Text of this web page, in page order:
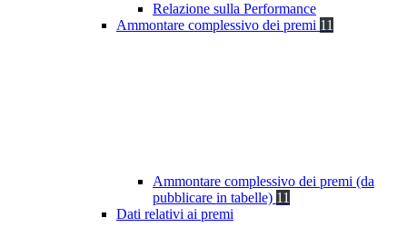
Relazione sulla Performance
Ammontare complessivo dei premi 11
Ammontare complessivo dei premi (da
pubblicare in tabelle) 11
Dati relativi ai premi